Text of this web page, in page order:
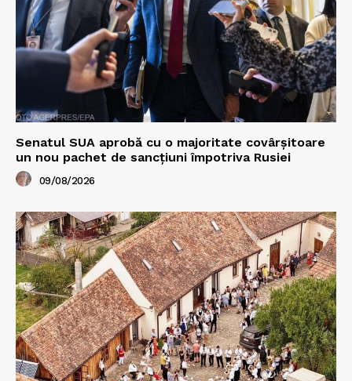
Senatul SUA aprobă cu o majoritate covârșitoare
un nou pachet de sancțiuni împotriva Rusiei
09/08/2026